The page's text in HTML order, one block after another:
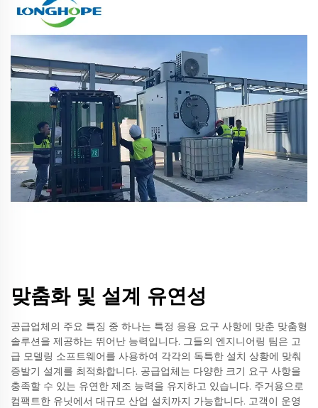
맞춤화 및 설계 유연성
공급업체의 주요 특징 중 하나는 특정 응용 요구 사항에 맞춘 맞춤형
솔루션을 제공하는 뛰어난 능력입니다. 그들의 엔지니어링 팀은 고
급 모델링 소프트웨어를 사용하여 각각의 독특한 설치 상황에 맞춰
증발기 설계를 최적화합니다. 공급업체는 다양한 크기 요구 사항을
충족할 수 있는 유연한 제조 능력을 유지하고 있습니다. 주거용으로
컴팩트한 유닛에서 대규모 산업 설치까지 가능합니다. 고객이 운영